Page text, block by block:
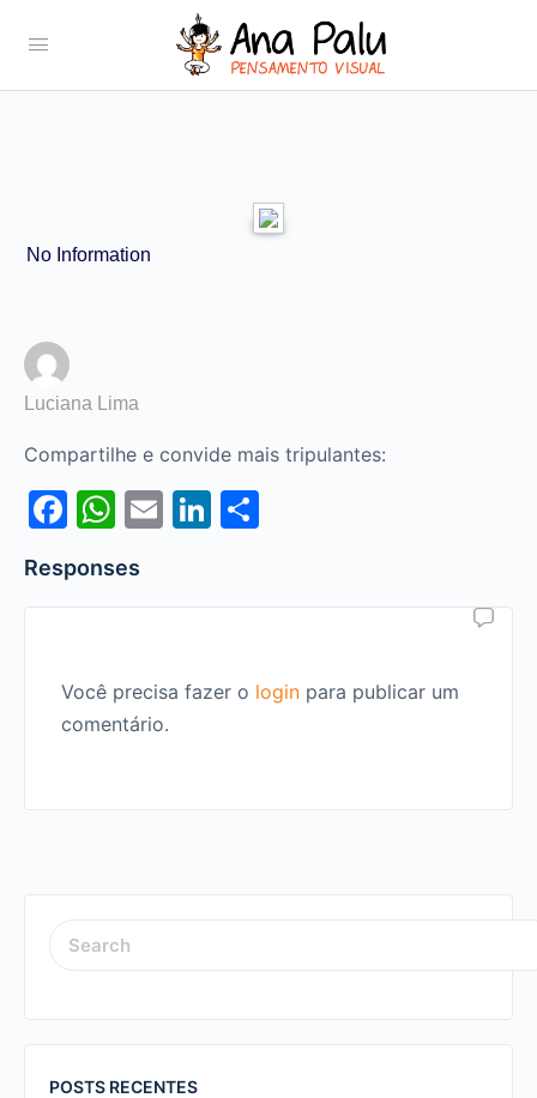
No Information
Luciana Lima
Compartilhe e convide mais tripulantes:
Facebook
WhatsApp
EmailLinkedIn
Responses
Você precisa fazer o login para publicar um
comentário.
SEARCH
FOR:
POSTS RECENTES